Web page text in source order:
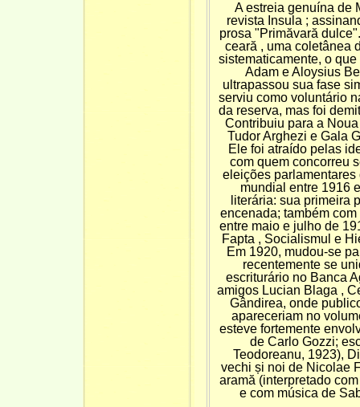
A estreia genuína de
revista Insula ;
prosa "Primăvară
ceară , uma coletânea
sistematicamente, o
Adam e Aloysius
ultrapassou sua fase
serviu como voluntário
da reserva, mas foi
Contribuiu para a
Tudor Arghezi e Gala
Ele foi atraído pelas
com quem concorreu
eleições
mundial entre 1916
literária: sua primeira
encenada; também
entre maio e julho de
Fapta , Socialismul e
Em 1920, mudou-se
recentemente se
escriturário no Banca
amigos Lucian Blaga ,
Gândirea, onde
apareceriam no
esteve fortemente
de Carlo Gozzi;
Teodoreanu, 1923),
vechi și noi de Nicolae
aramă (interpretado
e com música de